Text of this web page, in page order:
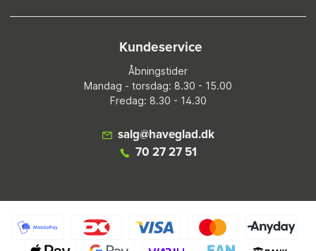
Kundeservice
Åbningstider
Mandag - torsdag: 8.30 - 15.00
Fredag: 8.30 - 14.30
salg@haveglad.dk
70 27 27 51